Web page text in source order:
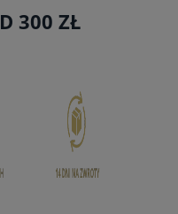
300 ZŁ